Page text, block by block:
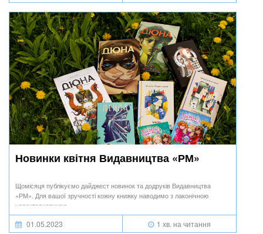
Новинки квітня Видавництва «РМ»
Щомісяця публікуємо дайджест новинок та додруків Видавництва
«РМ». Для вашої зручності кожну книжку наводимо з лаконічною
характеристикою.
01.05.2023 1 хв. на читання